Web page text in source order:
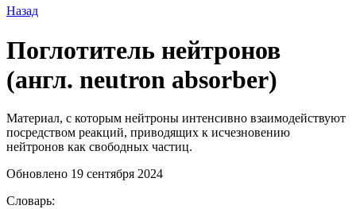
Назад
Поглотитель нейтронов
(англ. neutron absorber)
Материал, с которым нейтроны интенсивно взаимодействуют
посредством реакций, приводящих к исчезновению
нейтронов как свободных частиц.
Обновлено 19 сентября 2024
Словарь: